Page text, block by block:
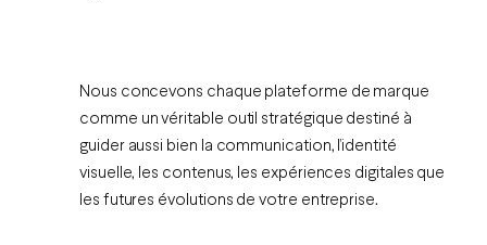
Nous concevons chaque plateforme de marque
comme un véritable outil stratégique destiné à
guider aussi bien la communication, l’identité
visuelle, les contenus, les expériences digitales que
les futures évolutions de votre entreprise.